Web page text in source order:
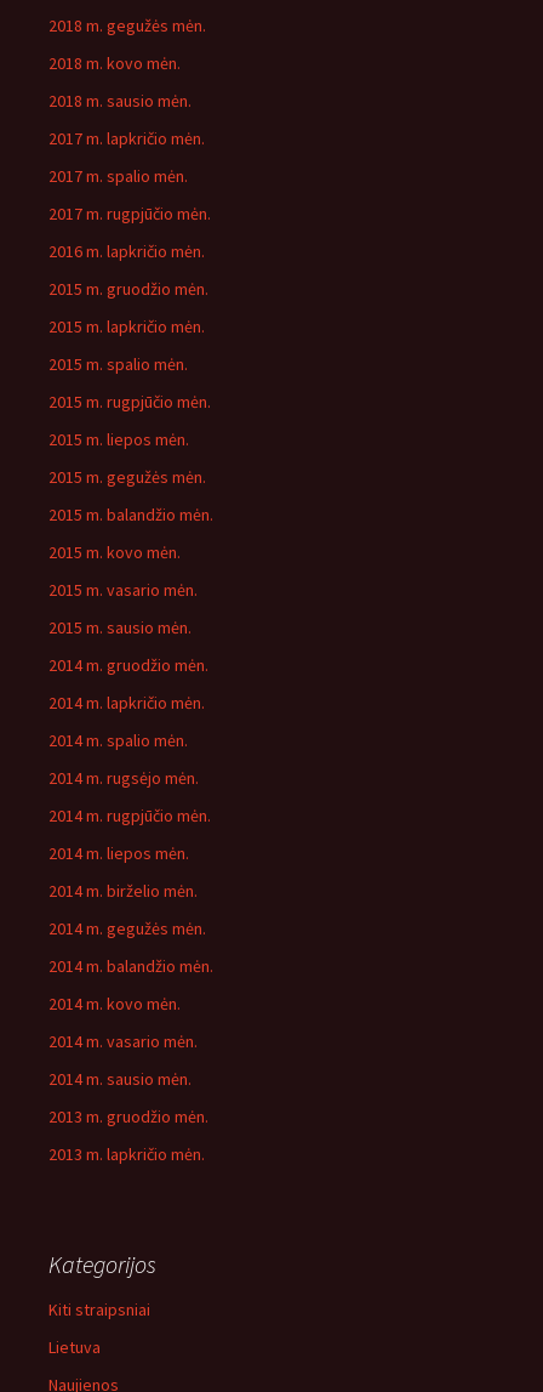
2018 m. gegužės mėn.
2018 m. kovo mėn.
2018 m. sausio mėn.
2017 m. lapkričio mėn.
2017 m. spalio mėn.
2017 m. rugpjūčio mėn.
2016 m. lapkričio mėn.
2015 m. gruodžio mėn.
2015 m. lapkričio mėn.
2015 m. spalio mėn.
2015 m. rugpjūčio mėn.
2015 m. liepos mėn.
2015 m. gegužės mėn.
2015 m. balandžio mėn.
2015 m. kovo mėn.
2015 m. vasario mėn.
2015 m. sausio mėn.
2014 m. gruodžio mėn.
2014 m. lapkričio mėn.
2014 m. spalio mėn.
2014 m. rugsėjo mėn.
2014 m. rugpjūčio mėn.
2014 m. liepos mėn.
2014 m. birželio mėn.
2014 m. gegužės mėn.
2014 m. balandžio mėn.
2014 m. kovo mėn.
2014 m. vasario mėn.
2014 m. sausio mėn.
2013 m. gruodžio mėn.
2013 m. lapkričio mėn.
Kategorijos
Kiti straipsniai
Lietuva
Naujienos